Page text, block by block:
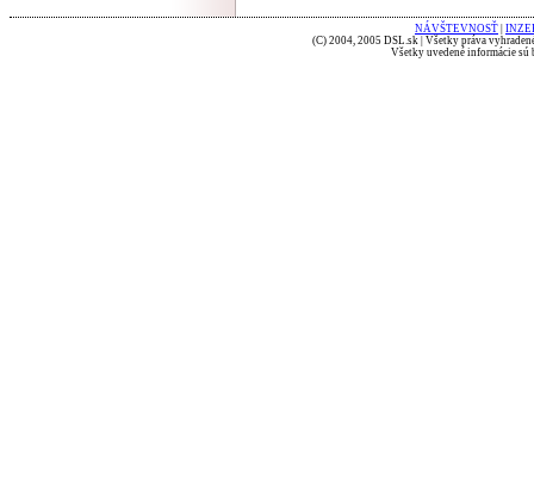
NÁVŠTEVNOSŤ
(C) 2004, 2005 DSL.sk | Všetky práva
Všetky uvedené informácie sú